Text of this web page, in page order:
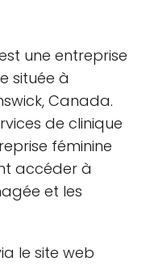
une entreprise
située à
Canada.
de clinique
féminine
accéder à
et les
le site web